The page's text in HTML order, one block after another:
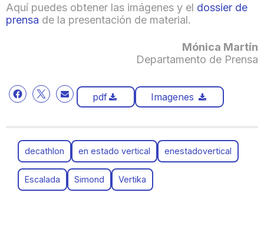
Aquí puedes obtener las imágenes y el dossier de
prensa de la presentación de material.
Mónica Martín
Departamento de Prensa
pdf Imagenes
decathlon en estado vertical enestadovertical
Escalada Simond Vertika